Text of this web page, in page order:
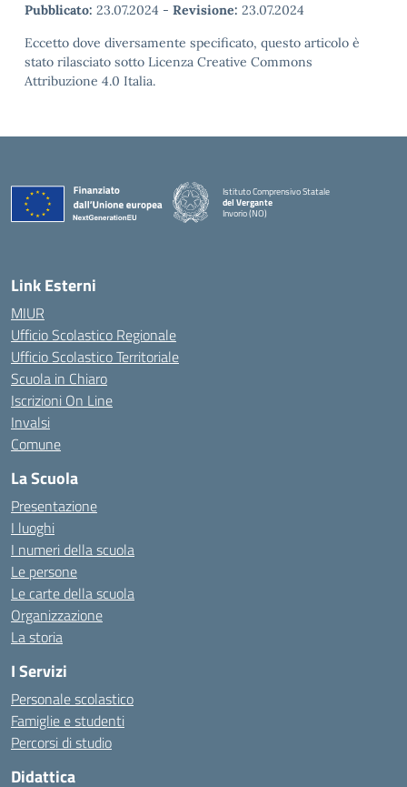
Pubblicato: 23.07.2024 - Revisione: 23.07.2024
Eccetto dove diversamente specificato, questo articolo è
stato rilasciato sotto Licenza Creative Commons
Attribuzione 4.0 Italia.
Istituto Comprensivo Statale
del Vergante
Invorio (NO)
Link Esterni
MIUR
Ufficio Scolastico Regionale
Ufficio Scolastico Territoriale
Scuola in Chiaro
Iscrizioni On Line
Invalsi
Comune
La Scuola
Presentazione
I luoghi
I numeri della scuola
Le persone
Le carte della scuola
Organizzazione
La storia
I Servizi
Personale scolastico
Famiglie e studenti
Percorsi di studio
Didattica